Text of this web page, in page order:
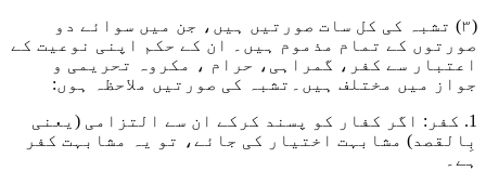
(۳) تشبہ کی کل سات صورتیں ہیں، جن میں سوائے دو
صورتوں کے تمام مذموم ہیں۔ ان کے حکم اپنی نوعیت کے
اعتبار سے کفر، گمراہی، حرام ، مکروہ تحریمی و
جواز میں مختلف ہیں۔تشبہ کی صورتیں ملاحظہ ہوں:
1. کفر: اگر کفار کو پسند کرکے ان سے التزامی (یعنی
بِالقصد) مشابہت اختیار کی جائے، تو یہ مشابہت کفر
ہے۔